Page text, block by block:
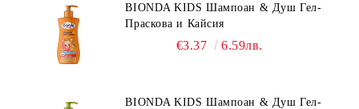
BIONDA KIDS Шампоан & Душ Гел-
Праскова и Кайсия
€3.37 6.59лв.
BIONDA KIDS Шампоан & Душ Гел-